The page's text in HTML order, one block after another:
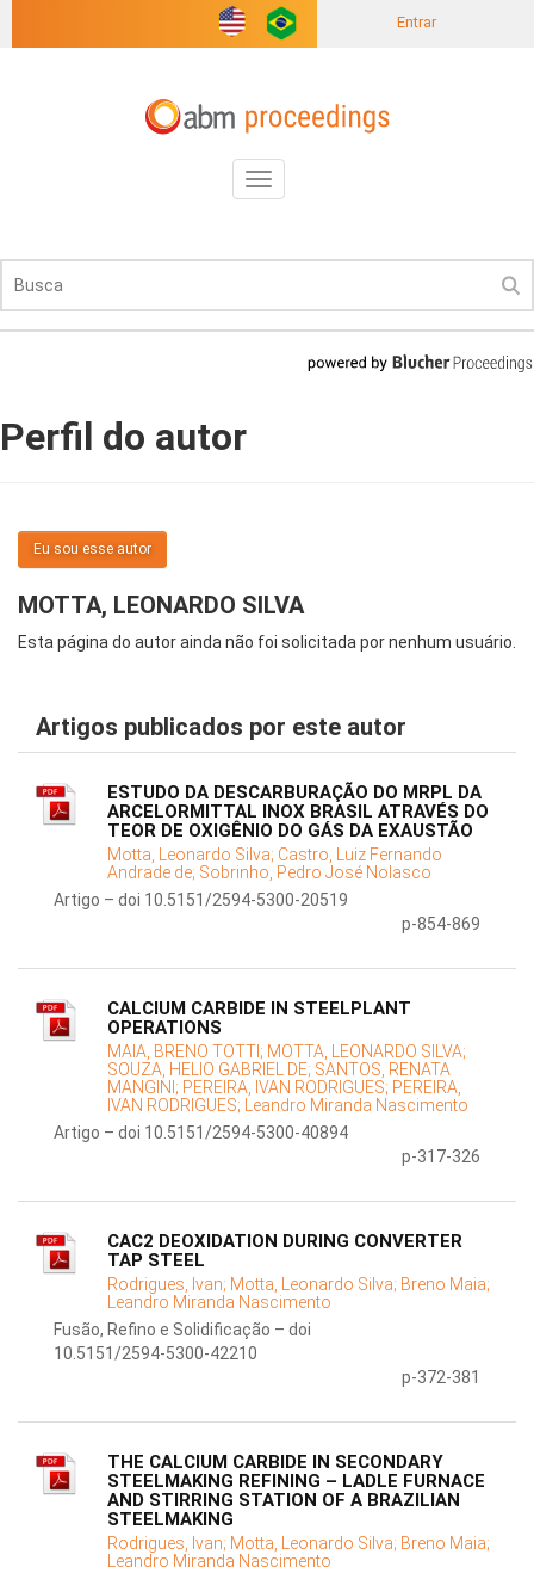
Entrar
Toggle
navigation
Perfil do autor
Eu sou esse autor
MOTTA, LEONARDO SILVA
Esta página do autor ainda não foi solicitada por nenhum usuário.
Artigos publicados por este autor
ESTUDO DA DESCARBURAÇÃO DO MRPL DA
ARCELORMITTAL INOX BRASIL ATRAVÉS DO
TEOR DE OXIGÊNIO DO GÁS DA EXAUSTÃO
Motta, Leonardo Silva; Castro, Luiz Fernando
Andrade de; Sobrinho, Pedro José Nolasco
Artigo – doi 10.5151/2594-5300-20519
p-854-869
CALCIUM CARBIDE IN STEELPLANT
OPERATIONS
MAIA, BRENO TOTTI; MOTTA, LEONARDO SILVA;
SOUZA, HELIO GABRIEL DE; SANTOS, RENATA
MANGINI; PEREIRA, IVAN RODRIGUES; PEREIRA,
IVAN RODRIGUES; Leandro Miranda Nascimento
Artigo – doi 10.5151/2594-5300-40894
p-317-326
CAC2 DEOXIDATION DURING CONVERTER
TAP STEEL
Rodrigues, Ivan; Motta, Leonardo Silva; Breno Maia;
Leandro Miranda Nascimento
Fusão, Refino e Solidificação – doi
10.5151/2594-5300-42210
p-372-381
THE CALCIUM CARBIDE IN SECONDARY
STEELMAKING REFINING – LADLE FURNACE
AND STIRRING STATION OF A BRAZILIAN
STEELMAKING
Rodrigues, Ivan; Motta, Leonardo Silva; Breno Maia;
Leandro Miranda Nascimento